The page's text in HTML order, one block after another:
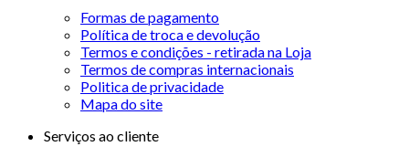
Formas de pagamento
Política de troca e devolução
Termos e condições - retirada na Loja
Termos de compras internacionais
Politica de privacidade
Mapa do site
Serviços ao cliente